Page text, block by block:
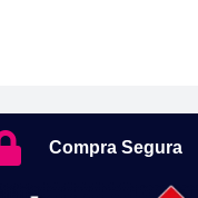
Compra Segura